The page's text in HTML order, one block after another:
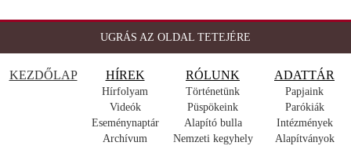
UGRÁS AZ OLDAL TETEJÉRE
KEZDŐLAP HÍREK
Hírfolyam
Videók
Eseménynaptár
Archívum
RÓLUNK
Történetünk
Püspökeink
Alapító bulla
Nemzeti kegyhely
ADATTÁR
Papjaink
Parókiák
Intézmények
Alapítványok